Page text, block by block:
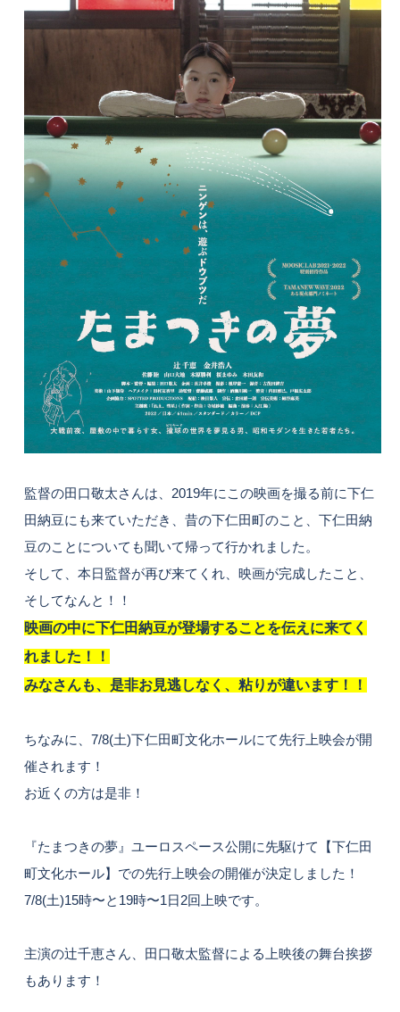
監督の田口敬太さんは、2019年にこの映画を撮る前に下仁
田納豆にも来ていただき、昔の下仁田町のこと、下仁田納
豆のことについても聞いて帰って行かれました。
そして、本日監督が再び来てくれ、映画が完成したこと、
そしてなんと！！
映画の中に下仁田納豆が登場することを伝えに来てく
れました！！
みなさんも、是非お見逃しなく、粘りが違います！！
ちなみに、7/8(土)下仁田町文化ホールにて先行上映会が開
催されます！
お近くの方は是非！
『たまつきの夢』ユーロスペース公開に先駆けて【下仁田
町文化ホール】での先行上映会の開催が決定しました！
7/8(土)15時〜と19時〜1日2回上映です。
主演の辻千恵さん、田口敬太監督による上映後の舞台挨拶
もあります！